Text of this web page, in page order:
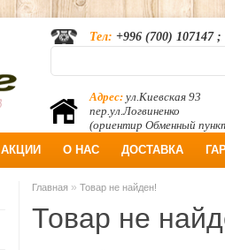
Адрес: ул.Киевская 93
пер.ул.Логвиненко
(ориентир Обменный
Тел: +996 (700) 107147
АКЦИИ О НАС ДОСТАВКА
Главная » Товар не найден!
Товар не